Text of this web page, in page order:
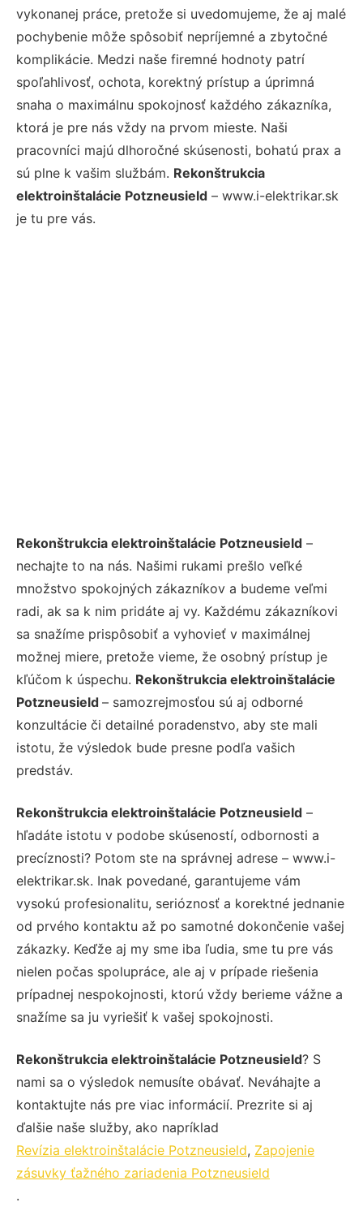
vykonanej práce, pretože si uvedomujeme, že aj malé
pochybenie môže spôsobiť nepríjemné a zbytočné
komplikácie. Medzi naše firemné hodnoty patrí
spoľahlivosť, ochota, korektný prístup a úprimná
snaha o maximálnu spokojnosť každého zákazníka,
ktorá je pre nás vždy na prvom mieste. Naši
pracovníci majú dlhoročné skúsenosti, bohatú prax a
sú plne k vašim službám. Rekonštrukcia
elektroinštalácie Potzneusield – www.i-elektrikar.sk
je tu pre vás.
Rekonštrukcia elektroinštalácie Potzneusield –
nechajte to na nás. Našimi rukami prešlo veľké
množstvo spokojných zákazníkov a budeme veľmi
radi, ak sa k nim pridáte aj vy. Každému zákazníkovi
sa snažíme prispôsobiť a vyhovieť v maximálnej
možnej miere, pretože vieme, že osobný prístup je
kľúčom k úspechu. Rekonštrukcia elektroinštalácie
Potzneusield – samozrejmosťou sú aj odborné
konzultácie či detailné poradenstvo, aby ste mali
istotu, že výsledok bude presne podľa vašich
predstáv.
Rekonštrukcia elektroinštalácie Potzneusield –
hľadáte istotu v podobe skúseností, odbornosti a
precíznosti? Potom ste na správnej adrese – www.i-
elektrikar.sk. Inak povedané, garantujeme vám
vysokú profesionalitu, serióznosť a korektné jednanie
od prvého kontaktu až po samotné dokončenie vašej
zákazky. Keďže aj my sme iba ľudia, sme tu pre vás
nielen počas spolupráce, ale aj v prípade riešenia
prípadnej nespokojnosti, ktorú vždy berieme vážne a
snažíme sa ju vyriešiť k vašej spokojnosti.
Rekonštrukcia elektroinštalácie Potzneusield? S
nami sa o výsledok nemusíte obávať. Neváhajte a
kontaktujte nás pre viac informácií. Prezrite si aj
ďalšie naše služby, ako napríklad
Revízia elektroinštalácie Potzneusield, Zapojenie
zásuvky ťažného zariadenia Potzneusield
.